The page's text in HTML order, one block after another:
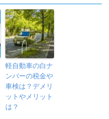
軽自動車の白ナ
ンバーの税金や
車検は？デメリ
ットやメリット
は？